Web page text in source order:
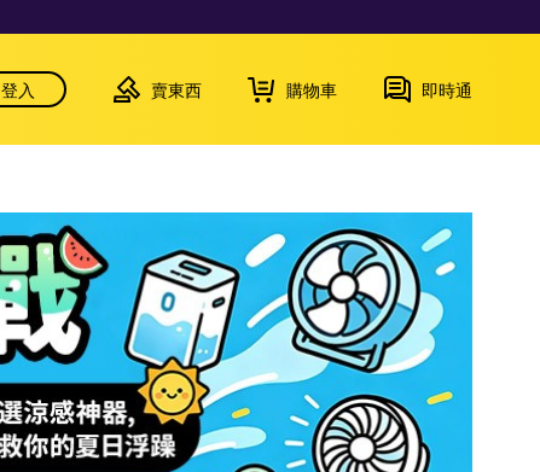
登入 賣東西 購物車 即時通